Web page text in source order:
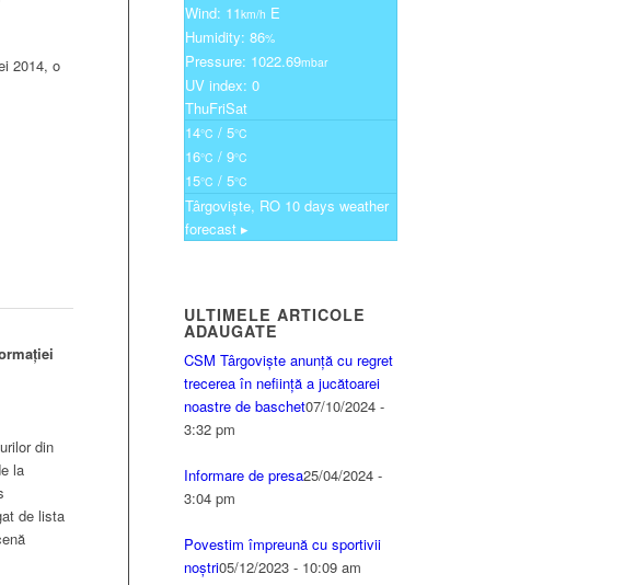
2014, o
din
la
de lista
Wind: 11km/h E
Humidity: 86%
Pressure: 1022.69mbar
UV index: 0
ThuFriSat
14°C / 5°C
16°C / 9°C
15°C / 5°C
Târgoviște, RO 10 days weather
forecast ▸
ULTIMELE ARTICOLE
ADAUGATE
CSM Târgoviște anunță cu regret
trecerea în neființă a jucătoarei
noastre de baschet07/10/2024 -
3:32 pm
Informare de presa25/04/2024 -
3:04 pm
Povestim împreună cu sportivii
noștri05/12/2023 - 10:09 am